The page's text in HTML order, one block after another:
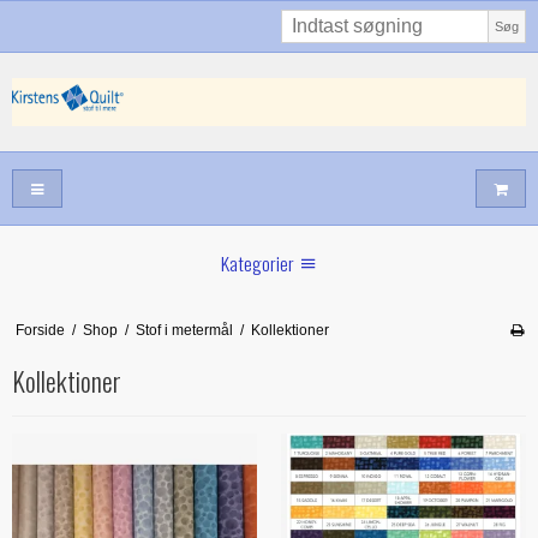
Søg
Kategorier
Maj/juni nyt
Alle trykfødder/Skabeloner mv til maskinquiltning
Tilbud
Forside / Shop / Stof i metermål / Kollektioner
Kollektioner